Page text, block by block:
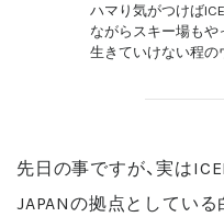
ハマり気がつけば
ながらスキー場もや
生きていけない程の
先日の事ですが、実は
JAPANの拠点としてい